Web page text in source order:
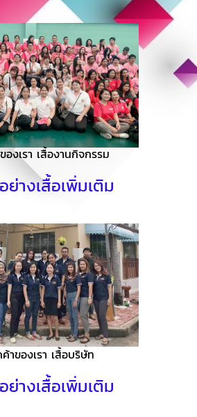
องเรา เสื้องานกิจกรรม
ย่างเสื้อเพิ่มเติม
าของเรา เสื้อบริษัท
ย่างเสื้อเพิ่มเติม